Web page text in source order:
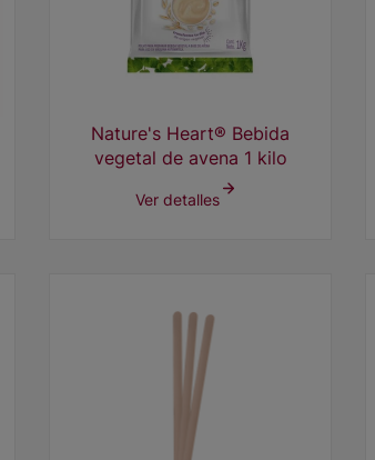
Nature's Heart® Bebida
vegetal de avena 1 kilo
Ver detalles